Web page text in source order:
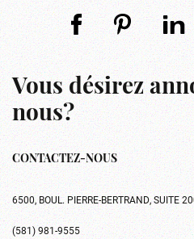
Vous désirez
nous?
CONTACTEZ-NOUS
6500, BOUL. PIERRE-BERTRAND, SUITE
(581) 981-9555